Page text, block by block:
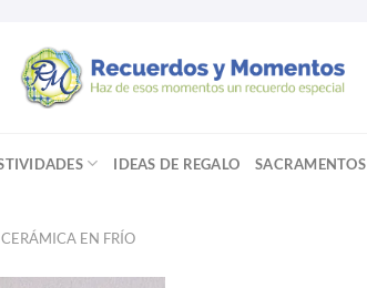
IDEAS DE REGALO SACRAMENTOS
EN FRÍO